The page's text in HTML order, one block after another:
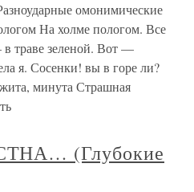
омонимические
На холме пологом. Все
траве зеленой. Вот —
я. Сосенки! вы в горе ли?
минута Страшная
(Глубокие